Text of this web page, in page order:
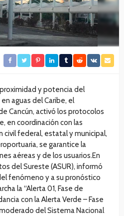
y potencia del
aguas del Caribe, el
Cancún, activó los protocolos
en coordinación con las
federal, estatal y municipal,
se garantice la
aéreas y de los usuarios.En
del Sureste (ASUR), informó
fenómeno y a su pronóstico
la “Alerta 01, Fase de
con la Alerta Verde – Fase
del Sistema Nacional